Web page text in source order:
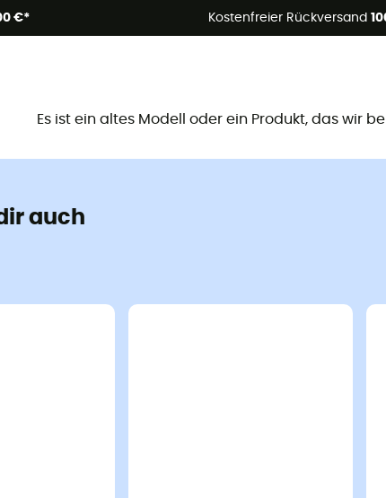
€* Kostenfreier Rückversand
Sommerangebote🔥 -5% EXTRA ab
Es ist ein altes Modell oder ein Produkt, das wir
auch